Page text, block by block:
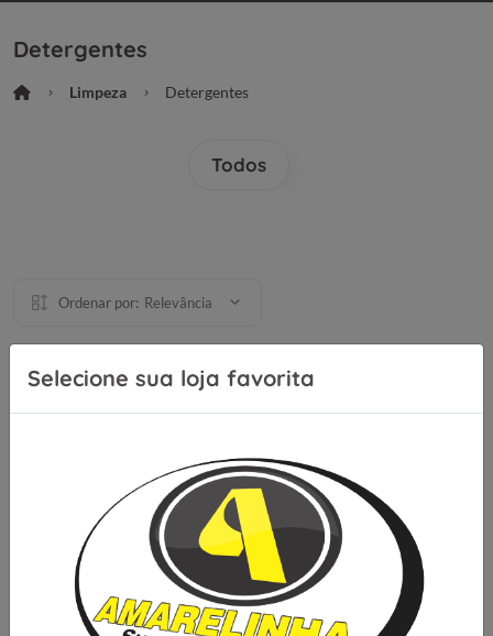
Selecione sua loja favorita
Detergentes
Limpeza Detergentes
Todos
Ordenar por: Relevância
Se inscreva para receber nossas
novidades e ofertas
Cadastrar